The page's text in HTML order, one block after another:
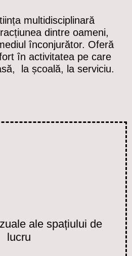
multidisciplinară
dintre oameni,
înconjurător. Oferă
în activitatea pe care
la școală, la serviciu.
ale spațiului de
lucru